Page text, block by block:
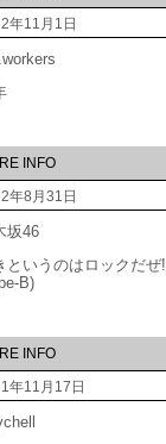
年11月1日
INFO
年8月31日
坂46
というのはロックだぜ!
B)
INFO
年11月17日